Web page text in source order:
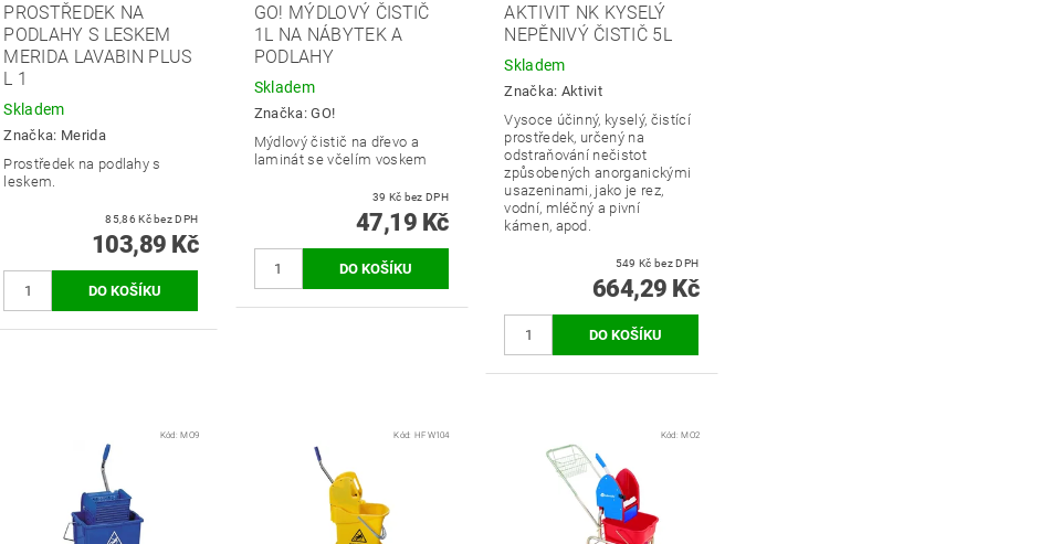
PROSTŘEDEK NA
PODLAHY S LESKEM
MERIDA LAVABIN PLUS
L 1
Skladem
Značka: Merida
Prostředek na podlahy s
leskem.
85,86 Kč bez DPH
103,89 Kč
GO! MÝDLOVÝ ČISTIČ
1L NA NÁBYTEK A
PODLAHY
Skladem
Značka:GO!
Mýdlový čistič na dřevo a
laminát se včelím voskem
39 Kč bez DPH
47,19 Kč
AKTIVIT NK KYSELÝ
NEPĚNIVÝ ČISTIČ 5L
Skladem
Značka: Aktivit
Vysoce účinný, kyselý, čistící
prostředek, určený na
odstraňování nečistot
způsobených anorganickými
usazeninami, jako je rez,
vodní, mléčný a pivní
kámen, apod.
549 Kč bez DPH
664,29 Kč
Kód:MO9 Kód: HFW104 Kód:MO2